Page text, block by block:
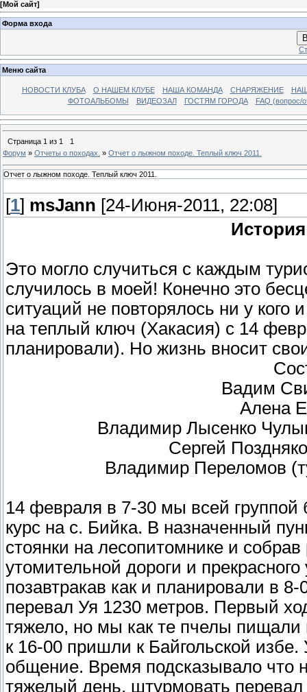
[Мой сайт]
Форма входа
Меню сайта
НОВОСТИ КЛУБА О НАШЕМ КЛУБЕ НАША КОМАНДА СНАРЯЖЕНИЕ
ФОТОАЛЬБОМЫ
ВИДЕОЗАЛ ГОСТЯМ ГОРОДА FAQ (вопрос/
Страница 1 из 1
1
Форум » Отчеты о походах. » Отчет о лыжном походе. Теплый ключ 2011.
Отчет о лыжном походе. Теплый ключ 2011.
[1] msJann [24-Июня-2011, 22:08]
Это могло случиться с каждым
случилось в моей! Конечно это
ситуаций не повторялось ни у
на теплый ключ (Хакасия) с 14
планировали). Но жизнь вносит
Вадим
Алена
Владимир Лысенко
Сергей
Владимир Переломов
14 февраля в 7-30 мы всей группой
курс на с. Бийка. В назначенный
стоянки на лесопитомнике и
утомительной дороги и
позавтракав как и планировали в
перевал Уя 1230 метров. Первый
тяжело, но мы как те пчелы
к 16-00 пришли к Байгольской
общение. Время подсказывало что
тяжелый день, штурмовать